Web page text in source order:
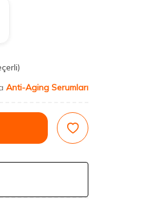
Anti-Aging Serumları